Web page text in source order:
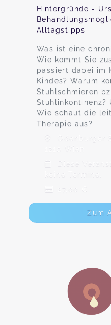
Hintergründe -
Alltagstipps
Was ist eine
Wie kommt Sie
passiert dabei im
Kindes? Warum
Stuhlschmieren
Stuhlinkontinenz?
Wie schaut die
Therapie aus?
Ödenburger
1210 Wien
Diese
keine Termine.
27,00 €
Zum